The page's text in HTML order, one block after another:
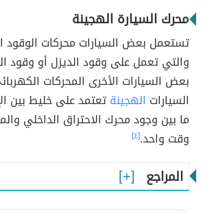
محرك السيارة الهجينة
تستعمل بعض السيارات محركات الوقود
والتي تعمل على وقود الديزل أو وقود
بعض السيارات الأخرى المحركات
السيارات الهجينةتعتمد على خليط بين
ما بين وجود محرك الاحتراق الداخلي
وقت واحد.[٤]
المراجع